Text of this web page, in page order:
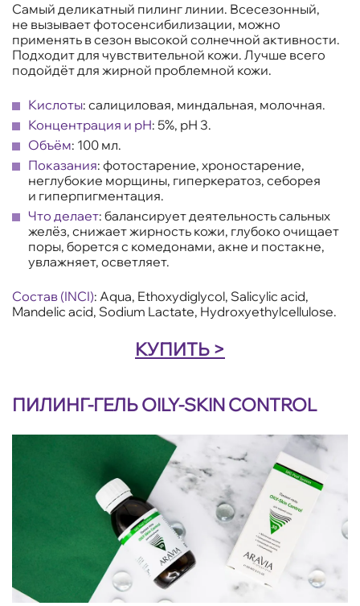
Самый деликатный пилинг линии. Всесезонный,
не вызывает фотосенсибилизации, можно
применять в сезон высокой солнечной активности.
Подходит для чувствительной кожи. Лучше всего
подойдёт для жирной проблемной кожи.
Кислоты: салициловая, миндальная, молочная.
Концентрация и рН: 5%, рН 3.
Объём: 100 мл.
Показания: фотостарение, хроностарение,
неглубокие морщины, гиперкератоз, себорея
и гиперпигментация.
Что делает: балансирует деятельность сальных
желёз, снижает жирность кожи, глубоко очищает
поры, борется с комедонами, акне и постакне,
увлажняет, осветляет.
Состав (INCI): Aqua, Ethoxydiglycol, Salicylic acid,
Mandelic acid, Sodium Lactate, Hydroxyethylcellulose.
КУПИТЬ >
ПИЛИНГ-ГЕЛЬ OILY-SKIN CONTROL